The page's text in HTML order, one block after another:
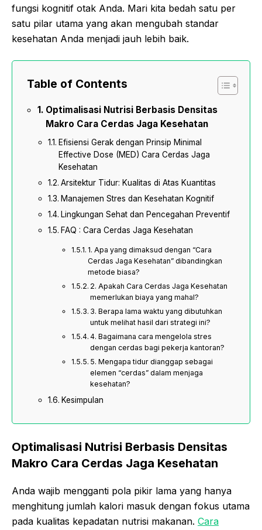
fungsi kognitif otak Anda. Mari kita bedah satu per
satu pilar utama yang akan mengubah standar
kesehatan Anda menjadi jauh lebih baik.
Table of Contents
Optimalisasi Nutrisi Berbasis Densitas
Makro Cara Cerdas Jaga Kesehatan
Efisiensi Gerak dengan Prinsip Minimal
Effective Dose (MED) Cara Cerdas Jaga
Kesehatan
Arsitektur Tidur: Kualitas di Atas Kuantitas
Manajemen Stres dan Kesehatan Kognitif
Lingkungan Sehat dan Pencegahan Preventif
FAQ : Cara Cerdas Jaga Kesehatan
1. Apa yang dimaksud dengan “Cara
Cerdas Jaga Kesehatan” dibandingkan
metode biasa?
2. Apakah Cara Cerdas Jaga Kesehatan
memerlukan biaya yang mahal?
3. Berapa lama waktu yang dibutuhkan
untuk melihat hasil dari strategi ini?
4. Bagaimana cara mengelola stres
dengan cerdas bagi pekerja kantoran?
5. Mengapa tidur dianggap sebagai
elemen “cerdas” dalam menjaga
kesehatan?
Kesimpulan
Optimalisasi Nutrisi Berbasis Densitas
Makro Cara Cerdas Jaga Kesehatan
Anda wajib mengganti pola pikir lama yang hanya
menghitung jumlah kalori masuk dengan fokus utama
pada kualitas kepadatan nutrisi makanan. Cara